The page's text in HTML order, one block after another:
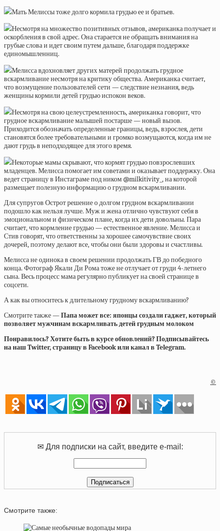
Мать Мелиссы тоже долго кормила грудью ее и братьев.
Несмотря на множество позитивных отзывов, американка получает и
оскорбления в свой адрес. Она старается не обращать внимания на
грубые слова и идет своим путем дальше, благодаря поддержке
единомышленниц.
Мелисса вдохновляет других матерей продолжать грудное
вскармливание несмотря на критику общества. Американка считает,
что возмущение пользователей сети — следствие незнания, ведь
женщины кормили детей грудью испокон веков.
Несмотря на свою целеустремленность, американка говорит, что
грудное вскармливание малышей постарше — новый вызов.
Приходится обозначать определенные границы, ведь, взрослея, дети
становятся более требовательными и громко возмущаются, когда им не
дают грудь в неподходящее для этого время.
Некоторые мамы скрывают, что кормят грудью повзрослевших
младенцев. Мелисса помогает им советами и оказывает поддержку. Она
ведет страницу в Инстаграме под ником @milkitivity_, на которой
размещает полезную информацию о грудном вскармливании.
Для супругов Острот решение о долгом грудном вскармливании
подошло как нельзя лучше. Муж и жена отлично чувствуют себя в
эмоциональном и физическом плане, когда их дети довольны. Пара
считает, что кормление грудью — естественное явление. Мелисса и
Стив говорят, что ответственны за хорошее самочувствие своих
дочерей, поэтому делают все, чтобы они были здоровы и счастливы.
Мелисса не одинока в своем решении продолжать ГВ до победного
конца. Фотограф Якали Ди Рома тоже не отлучает от груди 4-летнего
сына. Весь процесс мама регулярно публикует на своей странице в
соцсети.
А как вы относитесь к длительному грудному вскармливанию?
Смотрите также —Папа может все: японцы создали гаджет, который
позволяет мужчинам вскармливать детей грудным молоком
Понравилось? Хотите быть в курсе обновлений? Подписывайтесь
на наш Twitter, страницу в Facebook или канал в Telegram.
©
✉ Для подписки на сайт, введите e-mail:
Смотрите также: